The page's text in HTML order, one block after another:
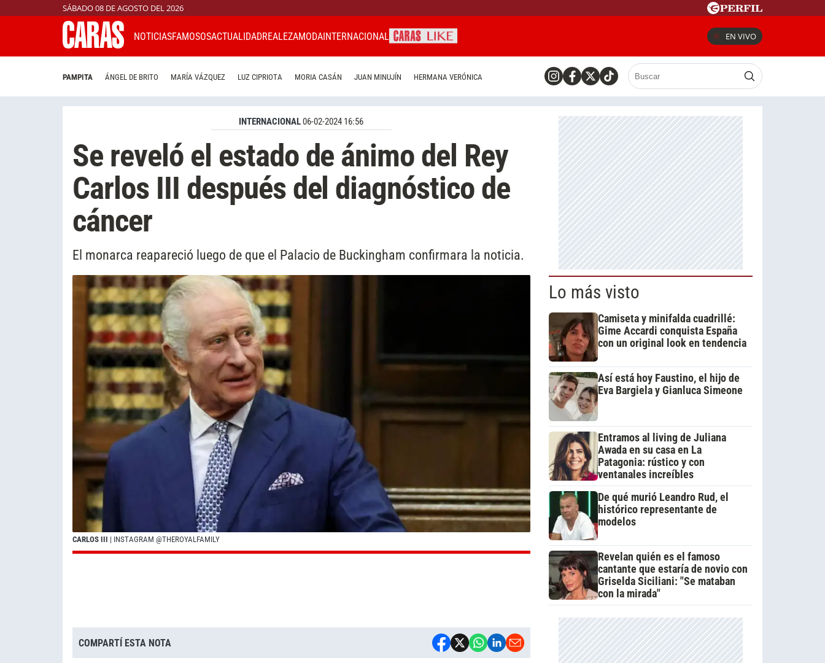
SÁBADO 08 DE AGOSTO DEL 2026
NOTICIASFAMOSOSACTUALIDADREALEZAMODAINTERNACIONAL EN VIVO
PAMPITA ÁNGEL DE BRITO MARÍA VÁZQUEZ LUZ CIPRIOTA MORIA CASÁN JUAN MINUJÍN HERMANA VERÓNICA
INTERNACIONAL06-02-2024 16:56
Se reveló el estado de ánimo del Rey
Carlos III después del diagnóstico de
cáncer
El monarca reapareció luego de que el Palacio de Buckingham confirmara la noticia.
CARLOS III | INSTAGRAM @THEROYALFAMILY
COMPARTÍ ESTA NOTA
Lo más visto
Camiseta y minifalda cuadrillé:
Gime Accardi conquista España
con un original look en tendencia
Así está hoy Faustino, el hijo de
Eva Bargiela y Gianluca Simeone
Entramos al living de Juliana
Awada en su casa en La
Patagonia: rústico y con
ventanales increíbles
De qué murió Leandro Rud, el
histórico representante de
modelos
Revelan quién es el famoso
cantante que estaría de novio con
Griselda Siciliani: "Se mataban
con la mirada"